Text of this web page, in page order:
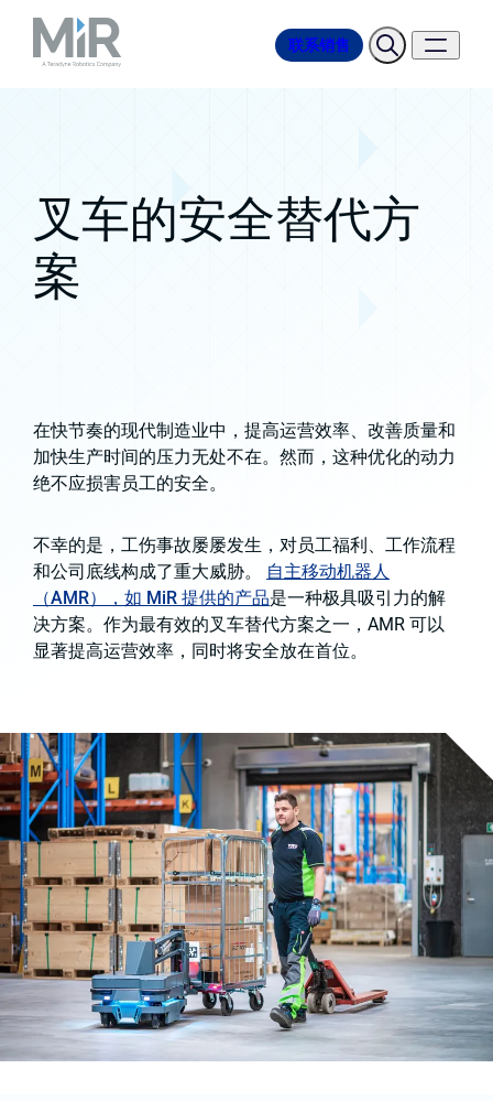
联系销售
叉车的安全替代方
案
在快节奏的现代制造业中，提高运营效率、改善质量和
加快生产时间的压力无处不在。然而，这种优化的动力
绝不应损害员工的安全。
不幸的是，工伤事故屡屡发生，对员工福利、工作流程
和公司底线构成了重大威胁。
自主移动机器人
（AMR），如 MiR 提供的产品是一种极具吸引力的解
决方案。作为最有效的叉车替代方案之一，AMR 可以
显著提高运营效率，同时将安全放在首位。